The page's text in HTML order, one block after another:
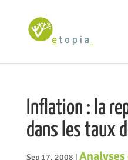
Inflation : la
dans les taux
Sep 17, 2008